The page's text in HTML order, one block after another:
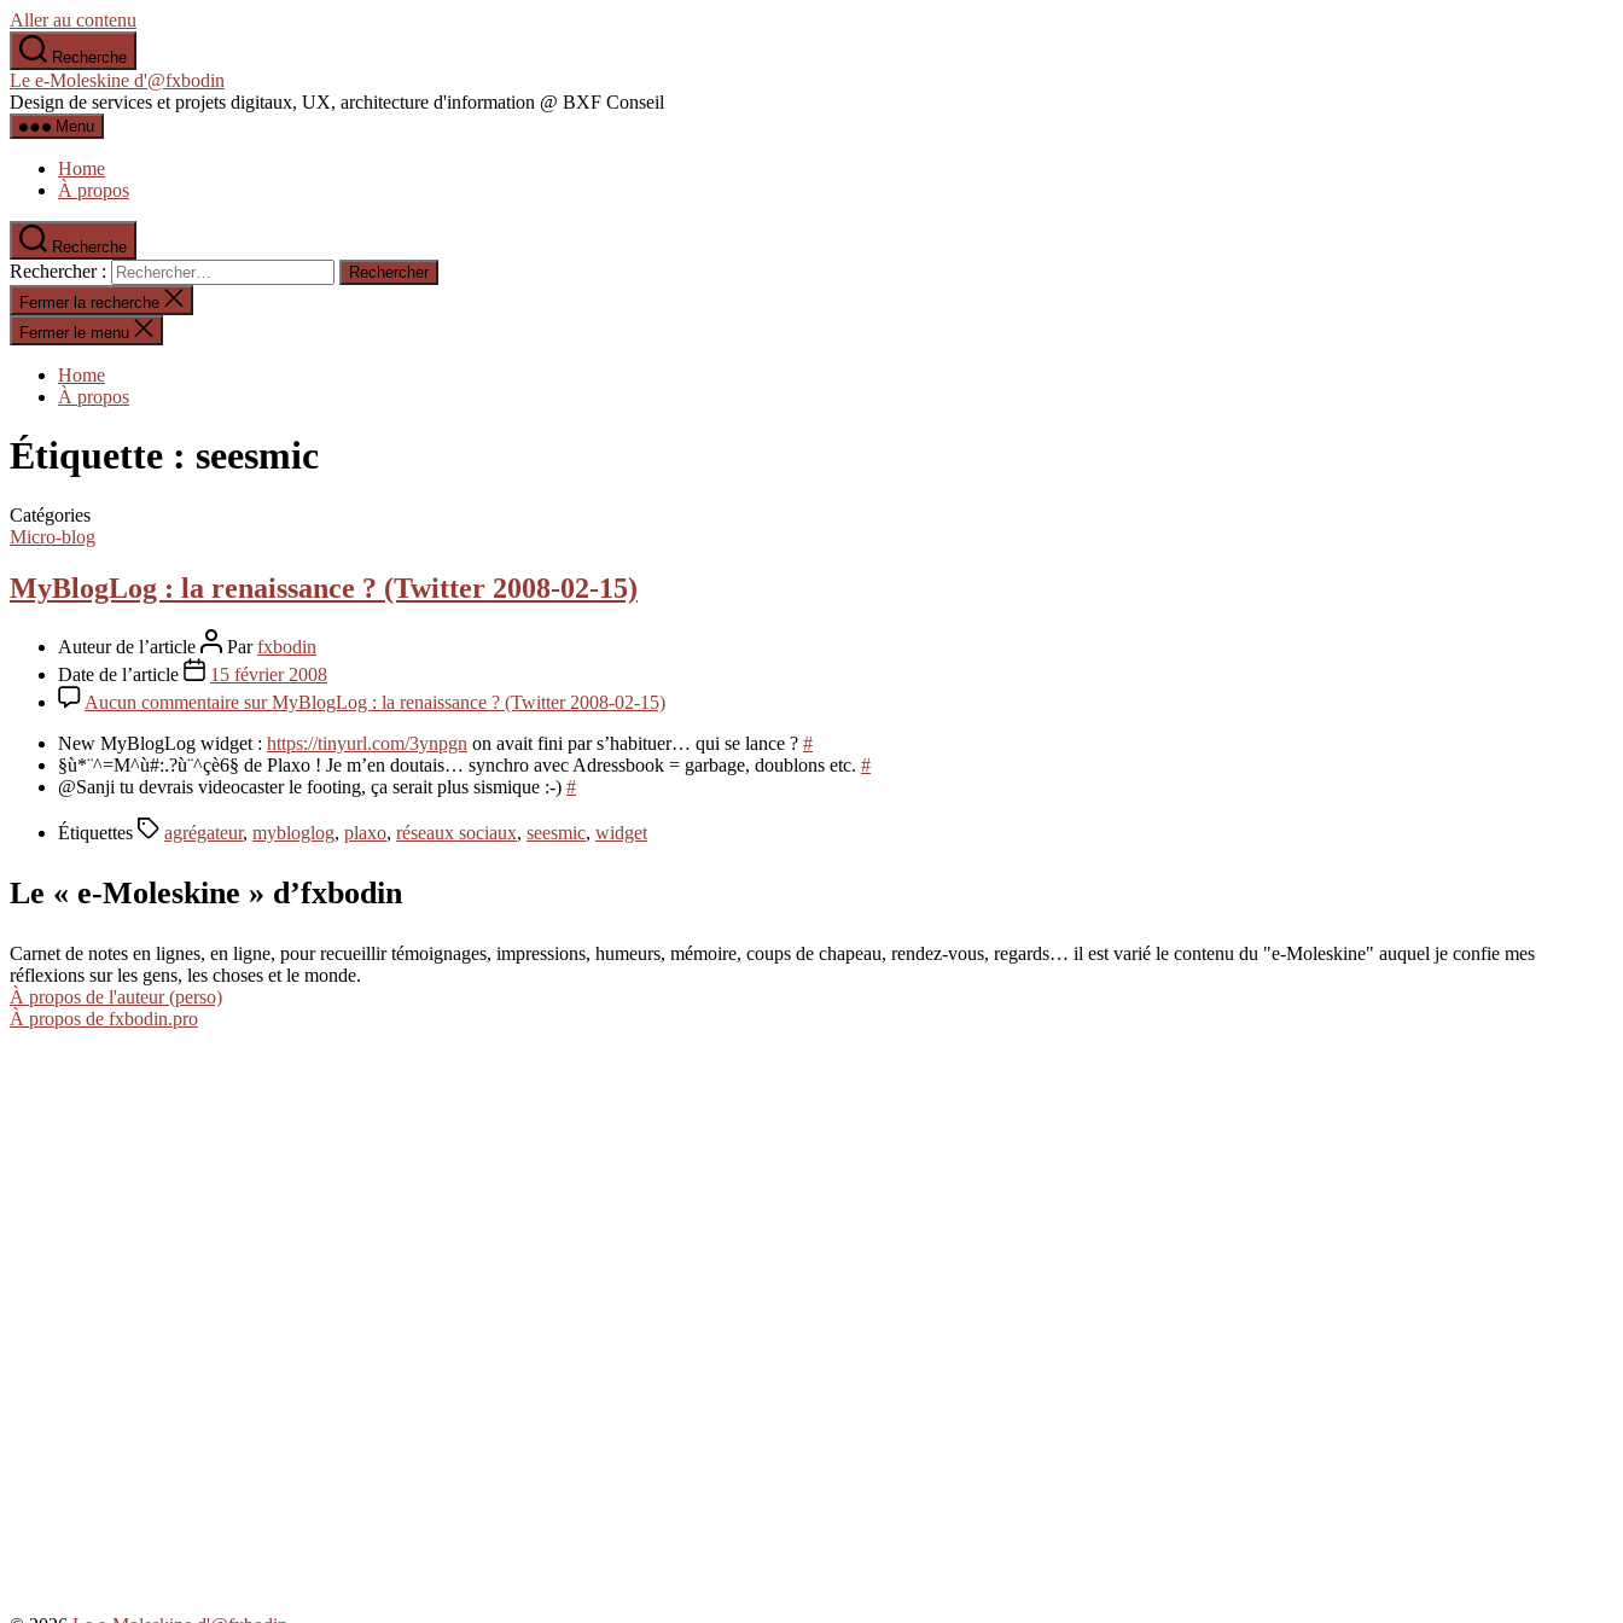
Aller au contenu
Recherche
Le e-Moleskine d'@fxbodin
Design de services et projets digitaux, UX, architecture d'information @ BXF Conseil
Menu
Home
À propos
Recherche
Rechercher :
Fermer la recherche
Fermer le menu
Home
À propos
Étiquette : seesmic
Catégories
Micro-blog
MyBlogLog : la renaissance ? (Twitter 2008-02-15)
Auteur de l’article Parfxbodin
Date de l’article
15 février 2008
Aucun commentaire sur MyBlogLog : la renaissance ? (Twitter 2008-02-15)
New MyBlogLog widget : https://tinyurl.com/3ynpgn on avait fini par s’habituer… qui se lance ? #
§ù*¨^=M^ù#:.?ù¨^çè6§ de Plaxo ! Je m’en doutais… synchro avec Adressbook = garbage, doublons etc. #
@Sanji tu devrais videocaster le footing, ça serait plus sismique :-) #
Étiquettes agrégateur, mybloglog, plaxo, réseaux sociaux, seesmic, widget
Le « e-Moleskine » d’fxbodin
Carnet de notes en lignes, en ligne, pour recueillir témoignages, impressions, humeurs, mémoire, coups de chapeau, rendez-vous, regards… il est varié le contenu du "e-Moleskine" auquel je confie mes
réflexions sur les gens, les choses et le monde.
À propos de l'auteur (perso)
À propos de fxbodin.pro